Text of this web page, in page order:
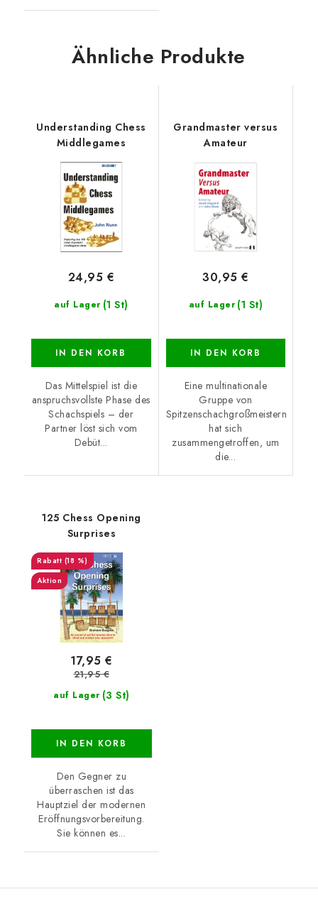
Ähnliche Produkte
Understanding Chess
Middlegames
auf Lager (1 St)
24,95 €
IN DEN KORB
Das Mittelspiel ist die
anspruchsvollste Phase des
Schachspiels – der
Partner löst sich vom
Debüt...
Grandmaster versus
Amateur
auf Lager (1 St)
30,95 €
IN DEN KORB
Eine multinationale
Gruppe von
Spitzenschachgroßmeistern
hat sich
zusammengetroffen, um
die...
125 Chess Opening
Surprises
(18 %)
Aktion
auf Lager (3 St)
17,95 €
21,95 €
IN DEN KORB
Den Gegner zu
überraschen ist das
Hauptziel der modernen
Eröffnungsvorbereitung.
Sie können es...